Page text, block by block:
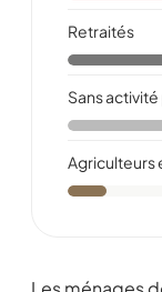
Retraités
Sans
Agriculteurs